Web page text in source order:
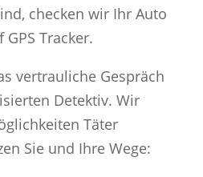
checken wir Ihr Auto
Tracker.
vertrauliche Gespräch
Detektiv. Wir
Täter
Sie und Ihre Wege: